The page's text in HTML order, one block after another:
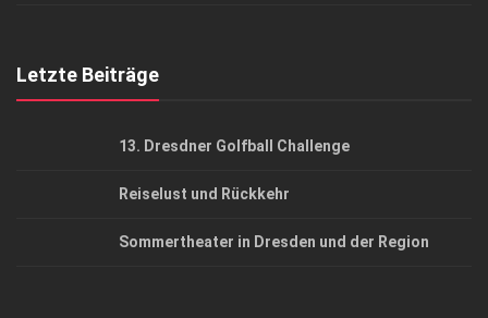
Letzte Beiträge
13. Dresdner Golfball Challenge
Reiselust und Rückkehr
Sommertheater in Dresden und der Region